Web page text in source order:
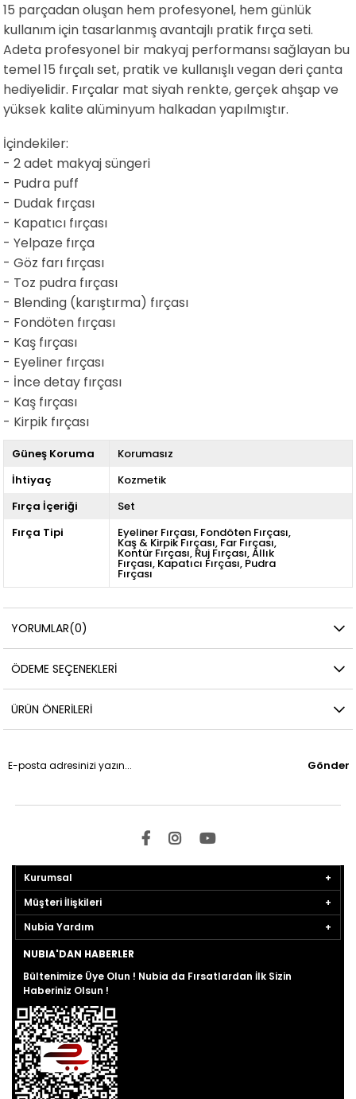
15 parçadan oluşan hem profesyonel, hem günlük
kullanım için tasarlanmış avantajlı pratik fırça seti.
Adeta profesyonel bir makyaj performansı sağlayan bu
temel 15 fırçalı set, pratik ve kullanışlı vegan deri çanta
hediyelidir. Fırçalar mat siyah renkte, gerçek ahşap ve
yüksek kalite alüminyum halkadan yapılmıştır.
İçindekiler:
- 2 adet makyaj süngeri
- Pudra puff
- Dudak fırçası
- Kapatıcı fırçası
- Yelpaze fırça
- Göz farı fırçası
- Toz pudra fırçası
- Blending (karıştırma) fırçası
- Fondöten fırçası
- Kaş fırçası
- Eyeliner fırçası
- İnce detay fırçası
- Kaş fırçası
- Kirpik fırçası
Güneş Koruma
Korumasız
İhtiyaç
Kozmetik
Fırça İçeriği
Set
Fırça Tipi
Eyeliner Fırçası Fondöten Fırçası
Kaş & Kirpik Fırçası Far Fırçası
Kontür Fırçası Ruj Fırçası Allık
Fırçası Kapatıcı Fırçası Pudra
Fırçası
YORUMLAR(0)
ÖDEME SEÇENEKLERI
ÜRÜN ÖNERILERI
Gönder
Kurumsal
Müşteri İlişkileri
Nubia Yardım
NUBIA'DAN HABERLER
Bültenimize Üye Olun ! Nubia da Fırsatlardan İlk Sizin
Haberiniz Olsun !